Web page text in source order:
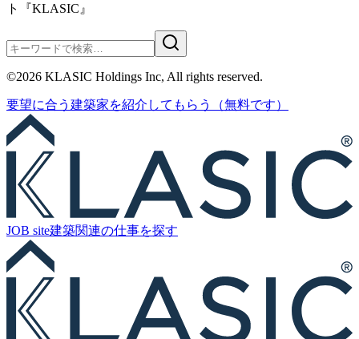
ト『KLASIC』
©2026 KLASIC Holdings Inc, All rights reserved.
要望に合う 建築家を紹介 してもらう （無料です）
JOB site建築関連の仕事を探す